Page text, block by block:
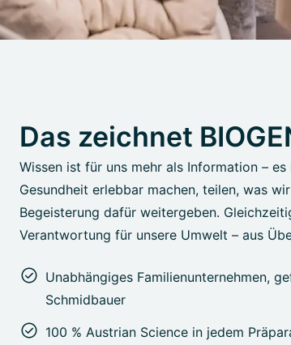
Das zeichnet
Wissen ist für uns mehr als Information –
Gesundheit erlebbar machen, teilen, was
Begeisterung dafür weitergeben.
Verantwortung für unsere Umwelt – aus
Unabhängiges Familienunternehmen,
Schmidbauer
100 % Austrian Science in jedem